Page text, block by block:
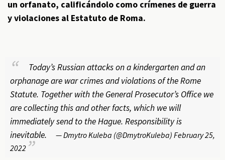
un orfanato, calificándolo como crímenes de guerra
y violaciones al Estatuto de Roma.
Today’s Russian attacks on a kindergarten and an
orphanage are war crimes and violations of the Rome
Statute. Together with the General Prosecutor’s Office we
are collecting this and other facts, which we will
immediately send to the Hague. Responsibility is
inevitable.
— Dmytro Kuleba (@DmytroKuleba) February 25,
2022